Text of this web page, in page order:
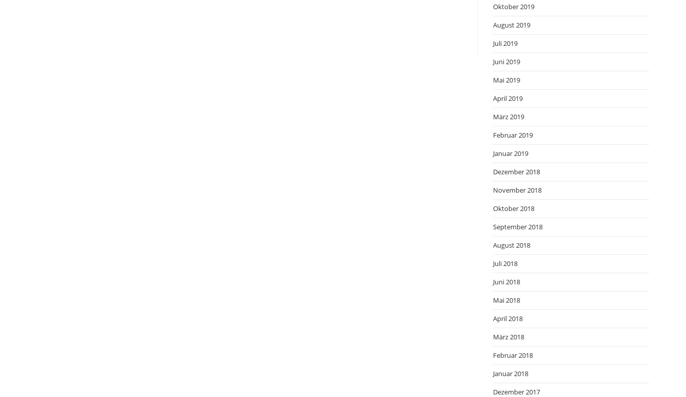
Oktober 2019
August 2019
Juli 2019
Juni 2019
Mai 2019
April 2019
März 2019
Februar 2019
Januar 2019
Dezember 2018
November 2018
Oktober 2018
September 2018
August 2018
Juli 2018
Juni 2018
Mai 2018
April 2018
März 2018
Februar 2018
Januar 2018
Dezember 2017